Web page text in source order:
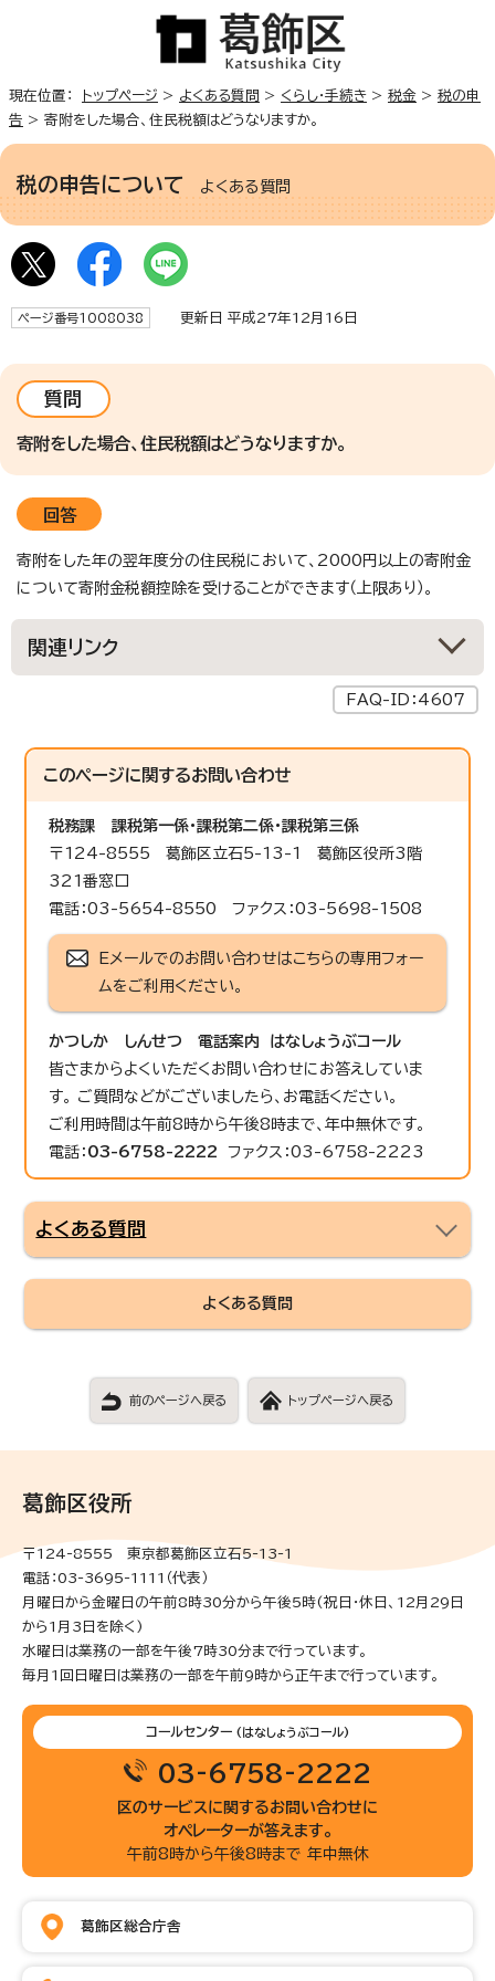
現在位置： トップページ > よくある質問 > くらし・手続き > 税金 > 税の申
告 > 寄附をした場合、住民税額はどうなりますか。
税の申告について よくある質問
ページ番号1008038 更新日 平成27年12月16日
質問
寄附をした場合、住民税額はどうなりますか。
回答
寄附をした年の翌年度分の住民税において、2000円以上の寄附金
について寄附金税額控除を受けることができます（上限あり）。
関連リンク
FAQ-ID：4607
このページに関するお問い合わせ
税務課
課税第一係・課税第二係・課税第三係
〒124-8555 葛飾区立石5-13-1 葛飾区役所3階
321番窓口
電話：03-5654-8550 ファクス：03-5698-1508
Eメールでのお問い合わせはこちらの専用フォー
ムをご利用ください。
かつしか しんせつ 電話案内 はなしょうぶコール
皆さまからよくいただくお問い合わせにお答えしていま
す。 ご質問などがございましたら、お電話ください。
ご利用時間は午前8時から午後8時まで、年中無休です。
電話： 03-6758-2222 ファクス：03-6758-2223
よくある質問
よくある質問
前のページへ戻る トップページへ戻る
葛飾区役所
〒124-8555 東京都葛飾区立石5-13-1
電話：03-3695-1111（代表）
月曜日から金曜日の午前8時30分から午後5時(祝日・休日、12月29日
から1月3日を除く)
水曜日は業務の一部を午後7時30分まで行っています。
毎月1回日曜日は業務の一部を午前9時から正午まで行っています。
コールセンター (はなしょうぶコール)
03-6758-2222
区のサービスに関するお問い合わせに
オペレーターが答えます。
午前8時から午後8時まで 年中無休
葛飾区総合庁舎